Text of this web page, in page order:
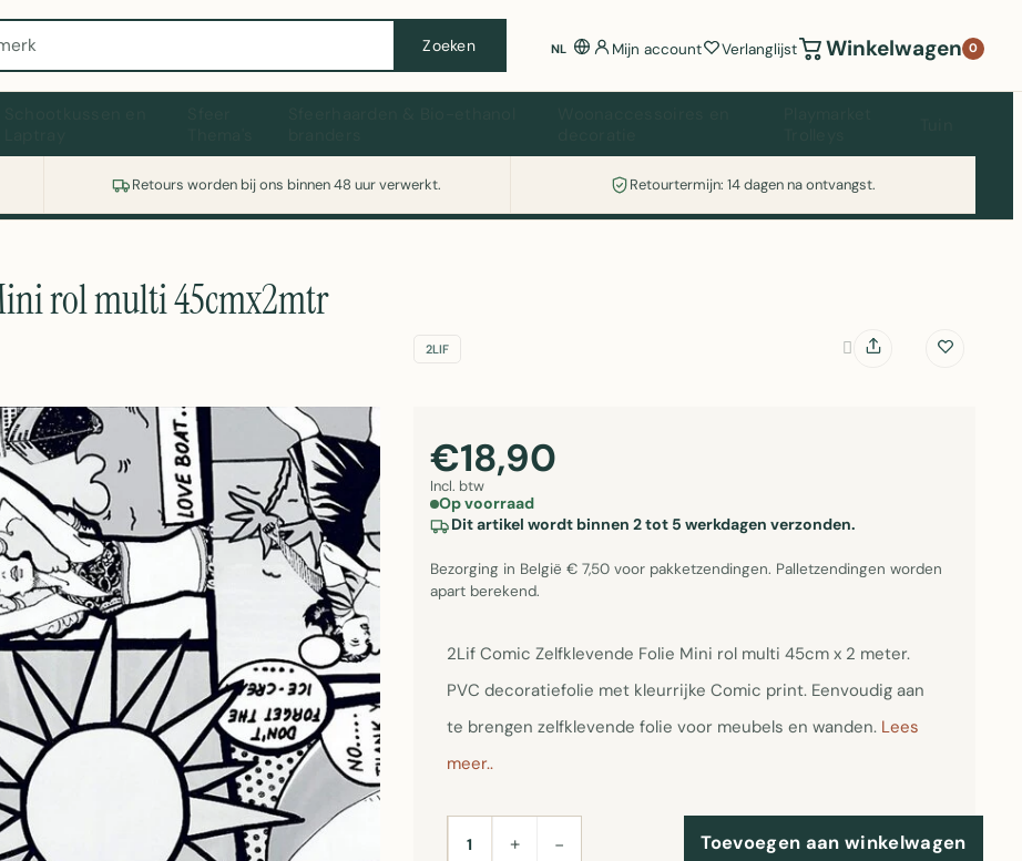
Zoeken NL Mijn account Verlanglijst Winkelwagen 0
Retours worden bij ons binnen 48 uur verwerkt. Retourtermijn: 14 dagen na ontvangst.
Wasmachine of koelkast nodig? Vergelijk alle prijzen op Witgoedaanbod.nl
rol multi 45cmx2mtr
2LIF
€18,90
Incl. btw
Op voorraad
Dit artikel wordt binnen 2 tot 5 werkdagen verzonden.
Bezorging in België € 7,50 voor pakketzendingen. Palletzendingen worden
apart berekend.
2Lif Comic Zelfklevende Folie Mini rol multi 45cm x 2 meter.
PVC decoratiefolie met kleurrijke Comic print. Eenvoudig aan
te brengen zelfklevende folie voor meubels en wanden. Lees
meer..
AANTAL+ − Toevoegen aan winkelwagen